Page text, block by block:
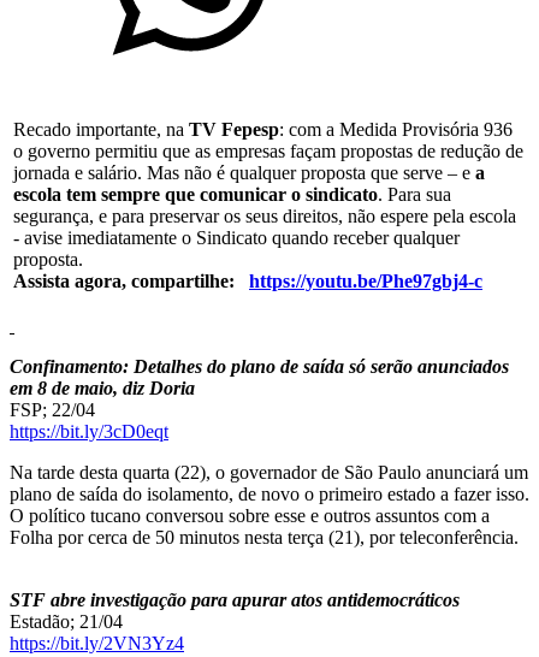
Recado importante, na TV Fepesp: com a Medida Provisória 936
o governo permitiu que as empresas façam propostas de redução de
jornada e salário. Mas não é qualquer proposta que serve – e a
escola tem sempre que comunicar o sindicato. Para sua
segurança, e para preservar os seus direitos, não espere pela escola
- avise imediatamente o Sindicato quando receber qualquer
proposta.
Assista agora, compartilhe:
https://youtu.be/Phe97gbj4-c
Confinamento: Detalhes do plano de saída só serão anunciados
em 8 de maio, diz Doria
FSP; 22/04
https://bit.ly/3cD0eqt
Na tarde desta quarta (22), o governador de São Paulo anunciará um
plano de saída do isolamento, de novo o primeiro estado a fazer isso.
O político tucano conversou sobre esse e outros assuntos com a
Folha por cerca de 50 minutos nesta terça (21), por teleconferência.
STF abre investigação para apurar atos antidemocráticos
Estadão; 21/04
https://bit.ly/2VN3Yz4